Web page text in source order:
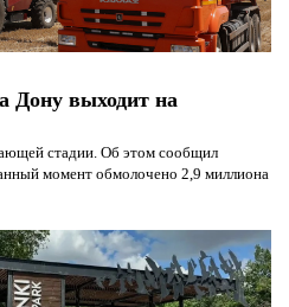
Дону выходит на
стадии. Об этом сообщил
момент обмолочено 2,9 миллиона